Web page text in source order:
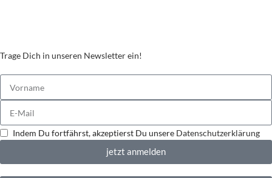
Trage Dich in unseren Newsletter ein!
Indem Du fortfährst, akzeptierst Du unsere Datenschutzerklärung
jetzt anmelden